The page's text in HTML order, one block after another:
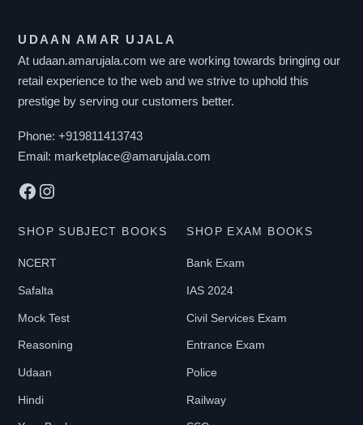
UDAAN AMAR UJALA
At udaan.amarujala.com we are working towards bringing our
retail experience to the web and we strive to uphold this
prestige by serving our customers better.
Phone:+919811413743
Email: marketplace@amarujala.com
Facebook
Instagram
SHOP SUBJECT BOOKS
NCERT
Safalta
Mock Test
Reasoning
Udaan
Hindi
SHOP EXAM BOOKS
Bank Exam
IAS 2024
Civil Services Exam
Entrance Exam
Police
Railway